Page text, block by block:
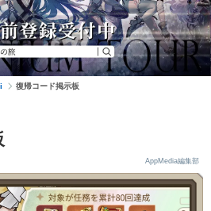
復帰コード掲示板
AppMedia編集部